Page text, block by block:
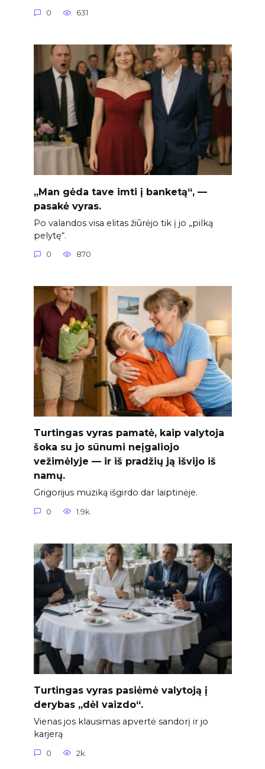
0 631
„Man gėda tave imti į banketą“, —
pasakė vyras.
Po valandos visa elitas žiūrėjo tik į jo „pilką
pelytę“.
0 870
Turtingas vyras pamatė, kaip valytoja
šoka su jo sūnumi neįgaliojo
vežimėlyje — ir iš pradžių ją išvijo iš
namų.
Grigorijus muziką išgirdo dar laiptinėje.
0 1.9k.
Turtingas vyras pasiėmė valytoją į
derybas „dėl vaizdo“.
Vienas jos klausimas apvertė sandorį ir jo
karjerą
0 2k.